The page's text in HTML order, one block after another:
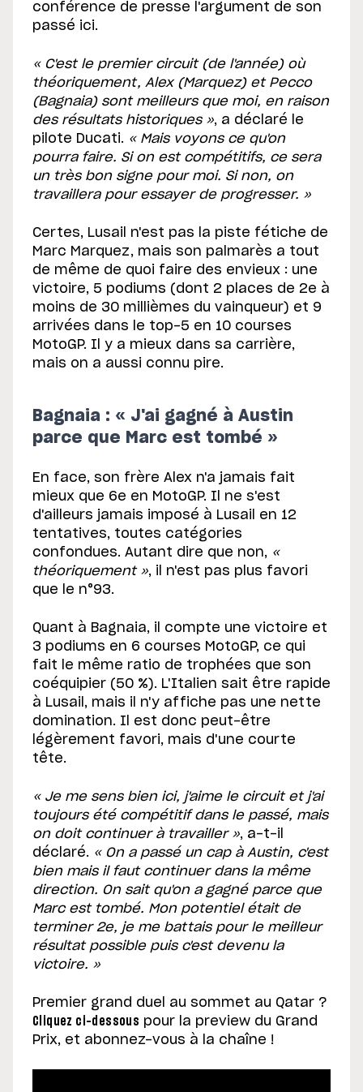
conférence de presse l'argument de son
passé ici.
« C'est le premier circuit (de l'année) où
théoriquement, Alex (Marquez) et Pecco
(Bagnaia) sont meilleurs que moi, en raison
des résultats historiques », a déclaré le
pilote Ducati. « Mais voyons ce qu'on
pourra faire. Si on est compétitifs, ce sera
un très bon signe pour moi. Si non, on
travaillera pour essayer de progresser. »
Certes, Lusail n'est pas la piste fétiche de
Marc Marquez, mais son palmarès a tout
de même de quoi faire des envieux : une
victoire, 5 podiums (dont 2 places de 2e à
moins de 30 millièmes du vainqueur) et 9
arrivées dans le top-5 en 10 courses
MotoGP. Il y a mieux dans sa carrière,
mais on a aussi connu pire.
Bagnaia : « J'ai gagné à Austin
parce que Marc est tombé »
En face, son frère Alex n'a jamais fait
mieux que 6e en MotoGP. Il ne s'est
d'ailleurs jamais imposé à Lusail en 12
tentatives, toutes catégories
confondues. Autant dire que non, «
théoriquement », il n'est pas plus favori
que le n°93.
Quant à Bagnaia, il compte une victoire et
3 podiums en 6 courses MotoGP, ce qui
fait le même ratio de trophées que son
coéquipier (50 %). L'Italien sait être rapide
à Lusail, mais il n'y affiche pas une nette
domination. Il est donc peut-être
légèrement favori, mais d'une courte
tête.
« Je me sens bien ici, j'aime le circuit et j'ai
toujours été compétitif dans le passé, mais
on doit continuer à travailler », a-t-il
déclaré. « On a passé un cap à Austin, c'est
bien mais il faut continuer dans la même
direction. On sait qu'on a gagné parce que
Marc est tombé. Mon potentiel était de
terminer 2e, je me battais pour le meilleur
résultat possible puis c'est devenu la
victoire. »
Premier grand duel au sommet au Qatar ?
Cliquez ci-dessous pour la preview du Grand
Prix, et abonnez-vous à la chaîne !